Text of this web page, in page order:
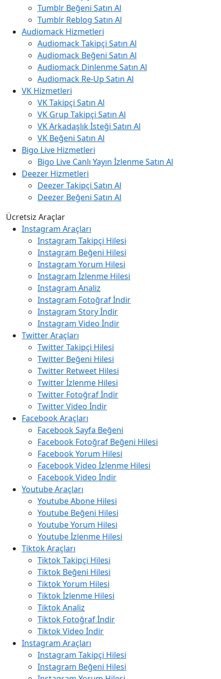
Tumblr Beğeni Satın Al
Tumblr Reblog Satın Al
Audiomack Hizmetleri
Audiomack Takipçi Satın Al
Audiomack Beğeni Satın Al
Audiomack Dinlenme Satın Al
Audiomack Re-Up Satın Al
VK Hizmetleri
VK Takipçi Satın Al
VK Grup Takipçi Satın Al
VK Arkadaşlık İsteği Satın Al
VK Beğeni Satın Al
Bigo Live Hizmetleri
Bigo Live Canlı Yayın İzlenme Satın Al
Deezer Hizmetleri
Deezer Takipçi Satın Al
Deezer Beğeni Satın Al
Ücretsiz Araçlar
Instagram Araçları
Instagram Takipçi Hilesi
Instagram Beğeni Hilesi
Instagram Yorum Hilesi
Instagram İzlenme Hilesi
Instagram Analiz
Instagram Fotoğraf İndir
Instagram Story İndir
Instagram Video İndir
Twitter Araçları
Twitter Takipçi Hilesi
Twitter Beğeni Hilesi
Twitter Retweet Hilesi
Twitter İzlenme Hilesi
Twitter Fotoğraf İndir
Twitter Video İndir
Facebook Araçları
Facebook Sayfa Beğeni
Facebook Fotoğraf Beğeni Hilesi
Facebook Yorum Hilesi
Facebook Video İzlenme Hilesi
Facebook Video İndir
Youtube Araçları
Youtube Abone Hilesi
Youtube Beğeni Hilesi
Youtube Yorum Hilesi
Youtube İzlenme Hilesi
Tiktok Araçları
Tiktok Takipçi Hilesi
Tiktok Beğeni Hilesi
Tiktok Yorum Hilesi
Tiktok İzlenme Hilesi
Tiktok Analiz
Tiktok Fotoğraf İndir
Tiktok Video İndir
Instagram Araçları
Instagram Takipçi Hilesi
Instagram Beğeni Hilesi